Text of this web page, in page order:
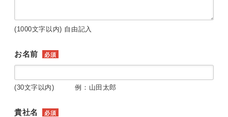
(1000文字以内) 自由記入
お名前 必須
(30文字以内) 例：山田太郎
貴社名 必須